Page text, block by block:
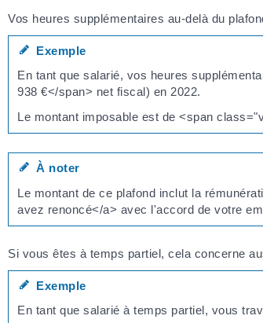
Vos heures supplémentaires au-delà du
Exemple
En tant que salarié, vos heures
938 €</span> net fiscal) en 2022.
Le montant imposable est de <span
À noter
Le montant de ce plafond inclut la
avez renoncé</a> avec l'accord de votre
Si vous êtes à temps partiel, cela concerne
Exemple
En tant que salarié à temps partiel, vous